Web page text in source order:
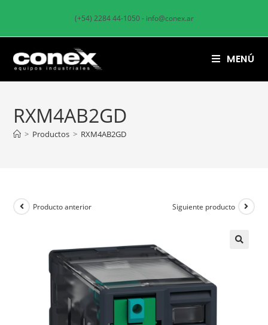
(+54) 2284 44-1050 - info@conex.ar
MENÚ
RXM4AB2GD
> Productos > RXM4AB2GD
Producto anterior Siguiente producto